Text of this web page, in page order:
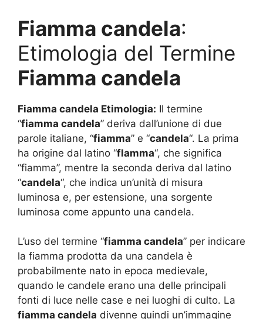
Fiamma candela:
Etimologia del Termine
Fiamma candela
Fiamma candela Etimologia: Il termine
“fiamma candela” deriva dall’unione di due
parole italiane, “fiamma” e “candela“. La prima
ha origine dal latino “flamma“, che significa
“fiamma”, mentre la seconda deriva dal latino
“candela“, che indica un’unità di misura
luminosa e, per estensione, una sorgente
luminosa come appunto una candela.
L’uso del termine “fiamma candela” per indicare
la fiamma prodotta da una candela è
probabilmente nato in epoca medievale,
quando le candele erano una delle principali
fonti di luce nelle case e nei luoghi di culto. La
fiamma candela divenne quindi un’immagine